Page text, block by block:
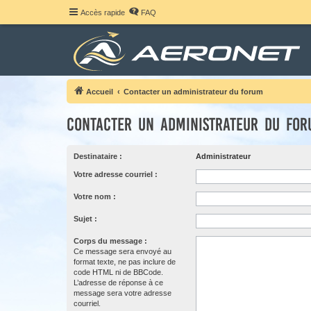
Accès rapide FAQ
Accueil Contacter un administrateur du forum
Contacter un administrateur du
Destinataire : Administrateur
Votre adresse courriel :
Votre nom :
Sujet :
Corps du message :
Ce message sera envoyé au
format texte, ne pas inclure de
code HTML ni de BBCode.
L’adresse de réponse à ce
message sera votre adresse
courriel.